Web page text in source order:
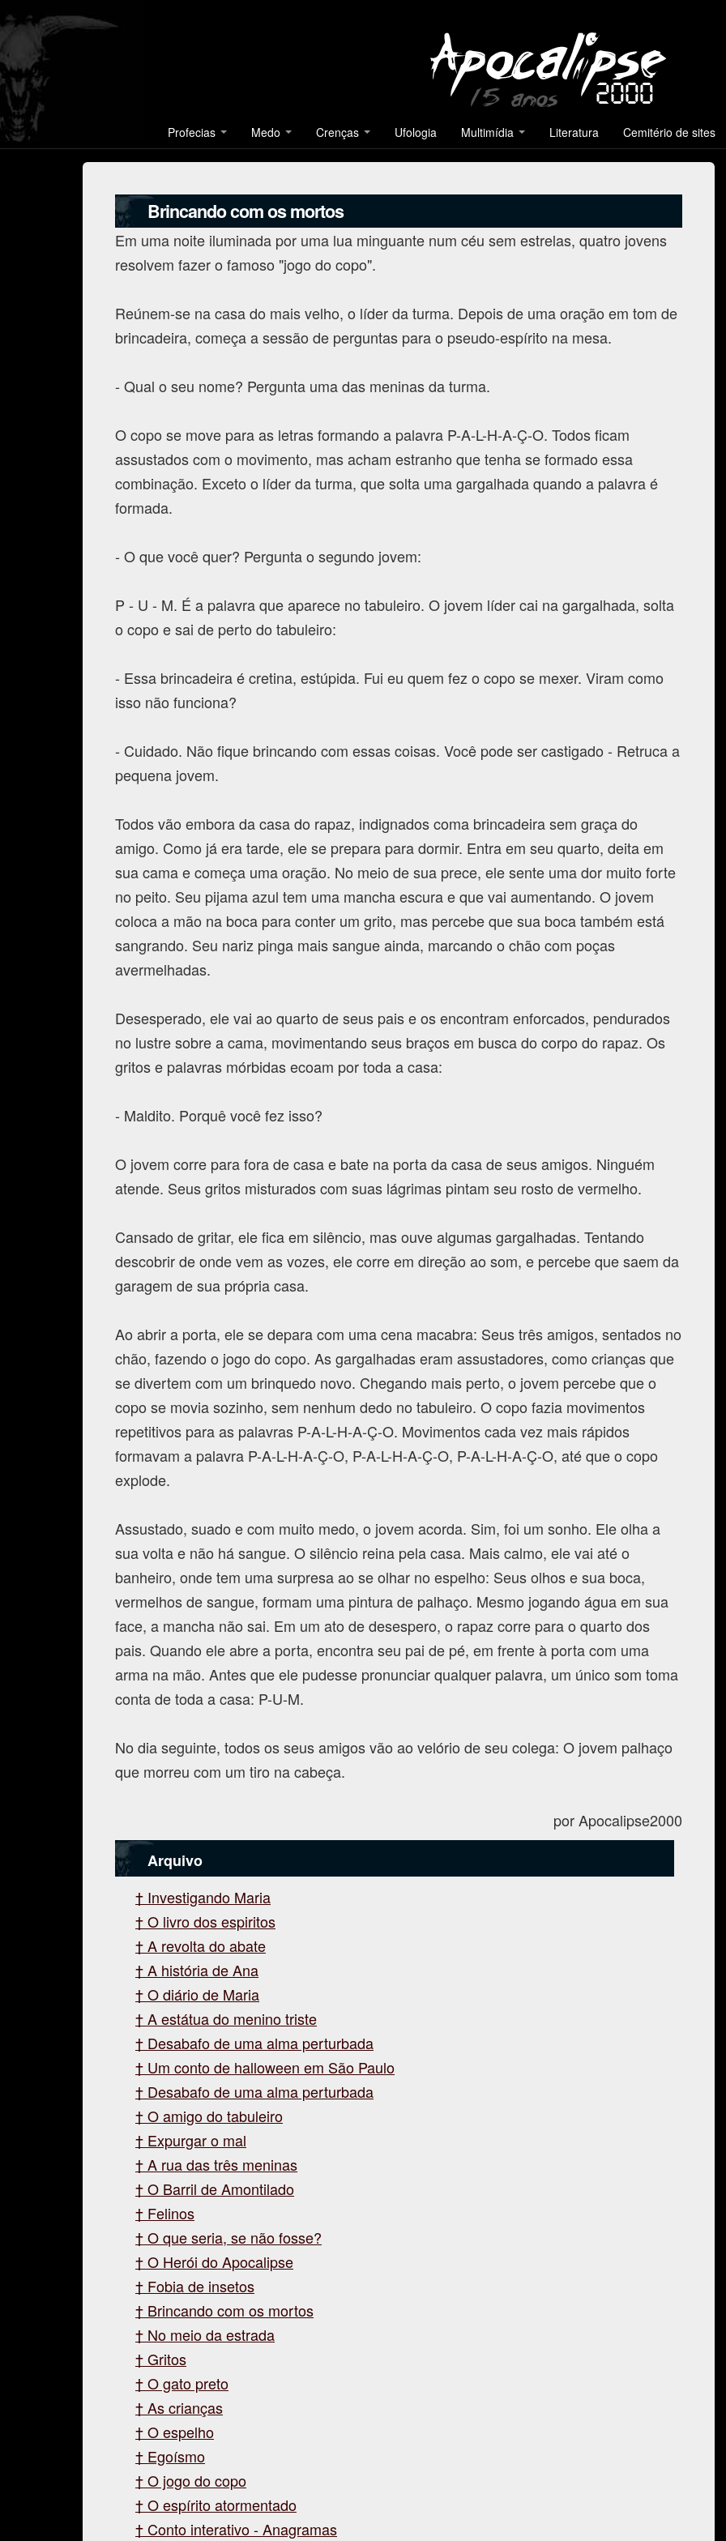
Profecias Medo Crenças Ufologia Multimídia Literatura Cemitério de sites
Brincando com os mortos
Em uma noite iluminada por uma lua minguante num céu sem estrelas, quatro jovens
resolvem fazer o famoso "jogo do copo".
Reúnem-se na casa do mais velho, o líder da turma. Depois de uma oração em tom de
brincadeira, começa a sessão de perguntas para o pseudo-espírito na mesa.
- Qual o seu nome? Pergunta uma das meninas da turma.
O copo se move para as letras formando a palavra P-A-L-H-A-Ç-O. Todos ficam
assustados com o movimento, mas acham estranho que tenha se formado essa
combinação. Exceto o líder da turma, que solta uma gargalhada quando a palavra é
formada.
- O que você quer? Pergunta o segundo jovem:
P - U - M. É a palavra que aparece no tabuleiro. O jovem líder cai na gargalhada, solta
o copo e sai de perto do tabuleiro:
- Essa brincadeira é cretina, estúpida. Fui eu quem fez o copo se mexer. Viram como
isso não funciona?
- Cuidado. Não fique brincando com essas coisas. Você pode ser castigado - Retruca a
pequena jovem.
Todos vão embora da casa do rapaz, indignados coma brincadeira sem graça do
amigo. Como já era tarde, ele se prepara para dormir. Entra em seu quarto, deita em
sua cama e começa uma oração. No meio de sua prece, ele sente uma dor muito forte
no peito. Seu pijama azul tem uma mancha escura e que vai aumentando. O jovem
coloca a mão na boca para conter um grito, mas percebe que sua boca também está
sangrando. Seu nariz pinga mais sangue ainda, marcando o chão com poças
avermelhadas.
Desesperado, ele vai ao quarto de seus pais e os encontram enforcados, pendurados
no lustre sobre a cama, movimentando seus braços em busca do corpo do rapaz. Os
gritos e palavras mórbidas ecoam por toda a casa:
- Maldito. Porquê você fez isso?
O jovem corre para fora de casa e bate na porta da casa de seus amigos. Ninguém
atende. Seus gritos misturados com suas lágrimas pintam seu rosto de vermelho.
Cansado de gritar, ele fica em silêncio, mas ouve algumas gargalhadas. Tentando
descobrir de onde vem as vozes, ele corre em direção ao som, e percebe que saem da
garagem de sua própria casa.
Ao abrir a porta, ele se depara com uma cena macabra: Seus três amigos, sentados no
chão, fazendo o jogo do copo. As gargalhadas eram assustadores, como crianças que
se divertem com um brinquedo novo. Chegando mais perto, o jovem percebe que o
copo se movia sozinho, sem nenhum dedo no tabuleiro. O copo fazia movimentos
repetitivos para as palavras P-A-L-H-A-Ç-O. Movimentos cada vez mais rápidos
formavam a palavra P-A-L-H-A-Ç-O, P-A-L-H-A-Ç-O, P-A-L-H-A-Ç-O, até que o copo
explode.
Assustado, suado e com muito medo, o jovem acorda. Sim, foi um sonho. Ele olha a
sua volta e não há sangue. O silêncio reina pela casa. Mais calmo, ele vai até o
banheiro, onde tem uma surpresa ao se olhar no espelho: Seus olhos e sua boca,
vermelhos de sangue, formam uma pintura de palhaço. Mesmo jogando água em sua
face, a mancha não sai. Em um ato de desespero, o rapaz corre para o quarto dos
pais. Quando ele abre a porta, encontra seu pai de pé, em frente à porta com uma
arma na mão. Antes que ele pudesse pronunciar qualquer palavra, um único som toma
conta de toda a casa: P-U-M.
No dia seguinte, todos os seus amigos vão ao velório de seu colega: O jovem palhaço
que morreu com um tiro na cabeça.
por Apocalipse2000
Arquivo
Investigando Maria
O livro dos espiritos
A revolta do abate
A história de Ana
O diário de Maria
A estátua do menino triste
Desabafo de uma alma perturbada
Um conto de halloween em São Paulo
Desabafo de uma alma perturbada
O amigo do tabuleiro
Expurgar o mal
A rua das três meninas
O Barril de Amontilado
Felinos
O que seria, se não fosse?
O Herói do Apocalipse
Fobia de insetos
Brincando com os mortos
No meio da estrada
Gritos
O gato preto
As crianças
O espelho
Egoísmo
O jogo do copo
O espírito atormentado
Conto interativo - Anagramas